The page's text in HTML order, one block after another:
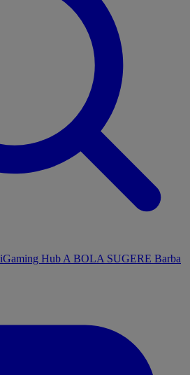
iGaming Hub A BOLA SUGERE Barba